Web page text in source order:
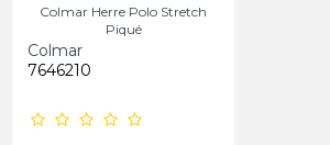
Colmar Herre Polo Stretch
Piqué
Colmar
7646210